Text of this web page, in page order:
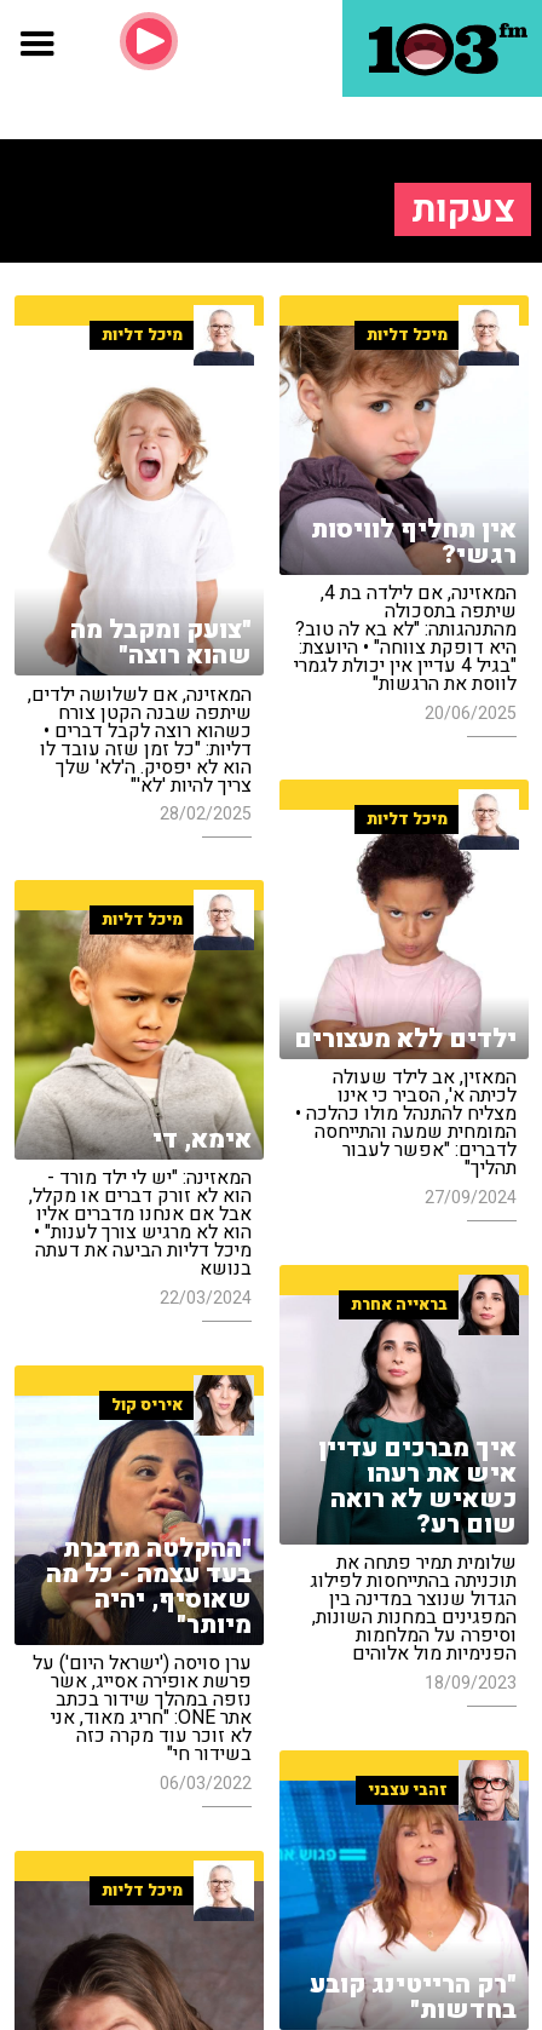
צעקות
מיכל דליות
אין תחליף לוויסות
רגשי?
המאזינה, אם לילדה בת 4,
שיתפה בתסכולה
מהתנהגותה: "לא בא לה טוב?
היא דופקת צווחה" • היועצת:
"בגיל 4 עדיין אין יכולת לגמרי
לווסת את הרגשות"
20/06/2025
מיכל דליות
"צועק ומקבל מה
שהוא רוצה"
המאזינה, אם לשלושה ילדים,
שיתפה שבנה הקטן צורח
כשהוא רוצה לקבל דברים •
דליות: "כל זמן שזה עובד לו
הוא לא יפסיק. ה'לא' שלך
צריך להיות 'לא'"
28/02/2025 מיכל דליות
ילדים ללא מעצורים
המאזין, אב לילד שעולה
לכיתה א', הסביר כי אינו
מצליח להתנהל מולו כהלכה •
המומחית שמעה והתייחסה
לדברים: "אפשר לעבור
תהליך"
27/09/2024
מיכל דליות
אימא, די
המאזינה: "יש לי ילד מורד -
הוא לא זורק דברים או מקלל,
אבל אם אנחנו מדברים אליו
הוא לא מרגיש צורך לענות" •
מיכל דליות הביעה את דעתה
בנושא
22/03/2024 בראייה אחרת
איך מברכים עדיין
איש את רעהו
כשאיש לא רואה
שום רע?
שלומית תמיר פתחה את
תוכניתה בהתייחסות לפילוג
הגדול שנוצר במדינה בין
המפגינים במחנות השונות,
וסיפרה על המלחמות
הפנימיות מול אלוהים
18/09/2023
איריס קול
"ההקלטה מדברת
בעד עצמה - כל מה
שאוסיף, יהיה
מיותר"
ערן סויסה ('ישראל היום') על
פרשת אופירה אסייג, אשר
נזפה במהלך שידור בכתב
אתר ONE: "חריג מאוד, אני
לא זוכר עוד מקרה כזה
בשידור חי"
06/03/2022 זהבי עצבני
"רק הרייטינג קובע
בחדשות"
מיכל דליות